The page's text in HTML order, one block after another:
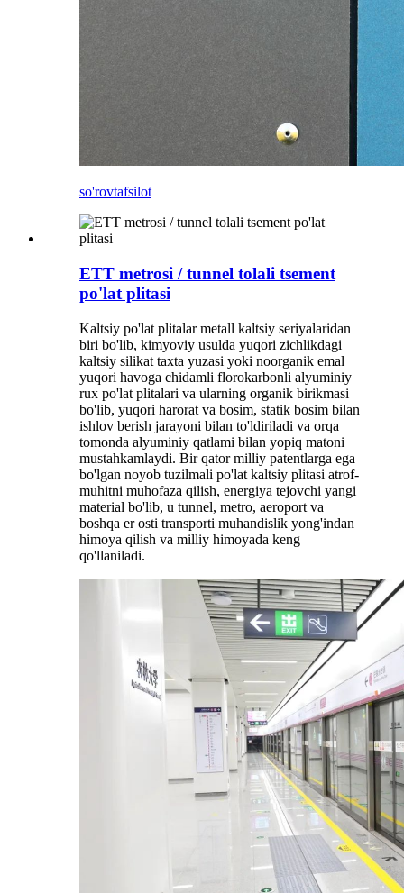
so'rovtafsilot
ETT metrosi / tunnel tolali tsement
po'lat plitasi
Kaltsiy po'lat plitalar metall kaltsiy seriyalaridan
biri bo'lib, kimyoviy usulda yuqori zichlikdagi
kaltsiy silikat taxta yuzasi yoki noorganik emal
yuqori havoga chidamli florokarbonli alyuminiy
rux po'lat plitalari va ularning organik birikmasi
bo'lib, yuqori harorat va bosim, statik bosim bilan
ishlov berish jarayoni bilan to'ldiriladi va orqa
tomonda alyuminiy qatlami bilan yopiq matoni
mustahkamlaydi. Bir qator milliy patentlarga ega
bo'lgan noyob tuzilmali po'lat kaltsiy plitasi atrof-
muhitni muhofaza qilish, energiya tejovchi yangi
material bo'lib, u tunnel, metro, aeroport va
boshqa er osti transporti muhandislik yong'indan
himoya qilish va milliy himoyada keng
qo'llaniladi.